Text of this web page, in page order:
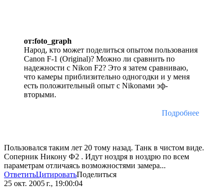
от:foto_graph
Народ, кто может поделиться опытом пользования
Canon F-1 (Original)? Можно ли сравнить по
надежности с Nikon F2? Это я затем сравниваю,
что камеры приблизительно одногодки и у меня
есть положительный опыт с Nikonами эф-
вторыми.
Подробнее
Пользовался таким лет 20 тому назад. Танк в чистом виде.
Соперник Никону Ф2 . Идут ноздря в ноздрю по всем
параметрам отличаясь возможностями замера...
ОтветитьЦитироватьПоделиться
25 окт. 2005 г., 19:00:04